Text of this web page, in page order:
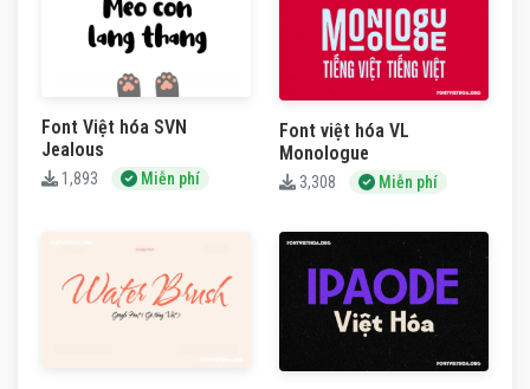
Font Việt hóa SVN
Jealous
1,893 Miễn phí
Font việt hóa VL
Monologue
3,308 Miễn phí